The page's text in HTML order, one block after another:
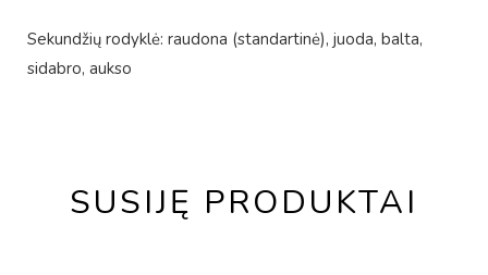
Sekundžių rodyklė: raudona (standartinė), juoda, balta,
sidabro, aukso
SUSIJĘ PRODUKTAI